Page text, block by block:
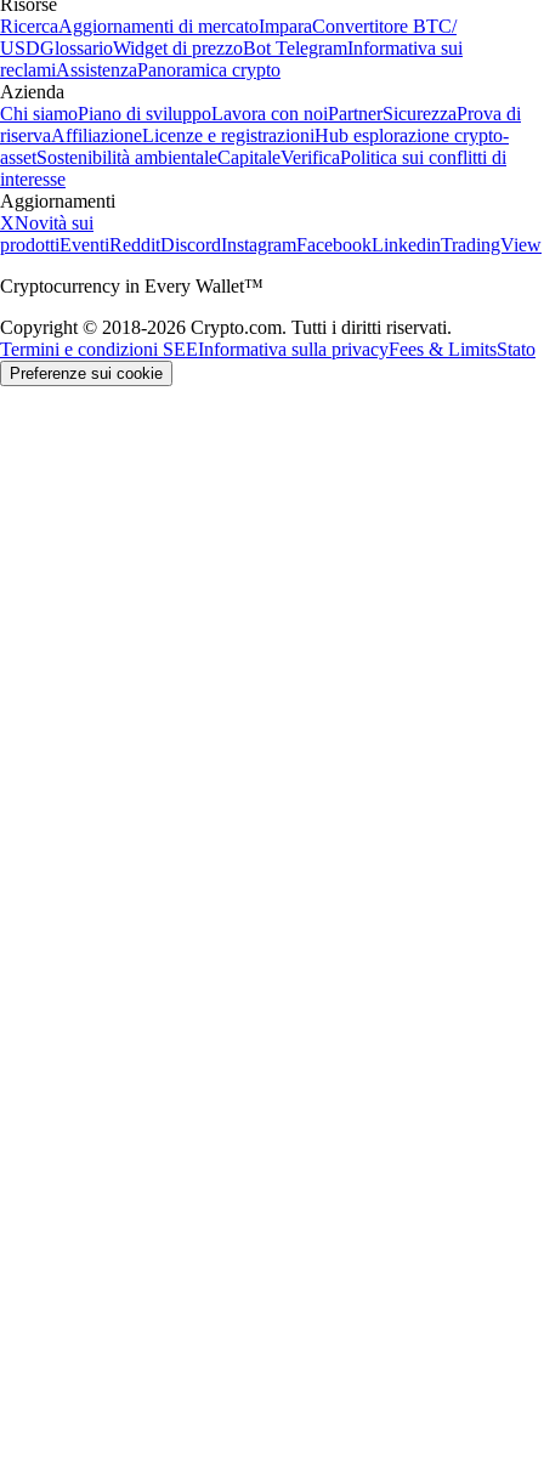
Risorse
RicercaAggiornamenti di mercatoImparaConvertitore BTC/
USDGlossarioWidget di prezzoBot TelegramInformativa sui
reclamiAssistenzaPanoramica crypto
Azienda
Chi siamoPiano di sviluppoLavora con noiPartnerSicurezzaProva di
riservaAffiliazioneLicenze e registrazioniHub esplorazione crypto-
assetSostenibilità ambientaleCapitaleVerificaPolitica sui conflitti di
interesse
Aggiornamenti
XNovità sui
prodottiEventiRedditDiscordInstagramFacebookLinkedinTradingView
Cryptocurrency in Every Wallet™
Copyright © 2018-2026 Crypto.com. Tutti i diritti riservati.
Termini e condizioni SEEInformativa sulla privacyFees & LimitsStato
Preferenze sui cookie